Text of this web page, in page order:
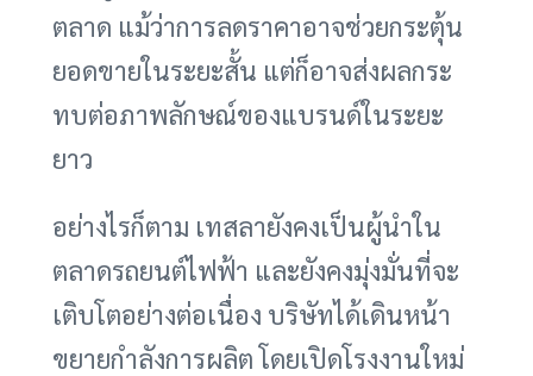
ตลาด แม้ว่าการลดราคาอาจช่วยกระตุ้น
ยอดขายในระยะสั้น แต่ก็อาจส่งผลกระ
ทบต่อภาพลักษณ์ของแบรนด์ในระยะ
ยาว
อย่างไรก็ตาม เทสลายังคงเป็นผู้นำใน
ตลาดรถยนต์ไฟฟ้า และยังคงมุ่งมั่นที่จะ
เติบโตอย่างต่อเนื่อง บริษัทได้เดินหน้า
ขยายกำลังการผลิต โดยเปิดโรงงานใหม่